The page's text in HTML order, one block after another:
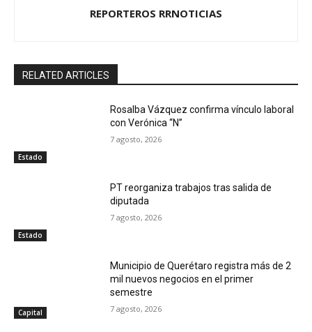
REPORTEROS RRNOTICIAS
RELATED ARTICLES
Estado
Rosalba Vázquez confirma vínculo laboral
con Verónica “N”
7 agosto, 2026
Estado
PT reorganiza trabajos tras salida de
diputada
7 agosto, 2026
Capital
Municipio de Querétaro registra más de 2
mil nuevos negocios en el primer
semestre
7 agosto, 2026